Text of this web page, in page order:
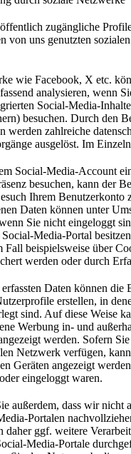
zugängliche
von uns genutzten
wie Facebook, X etc.
analysieren, wenn
Social-Media-
besuchen. Durch den
werden zahlreiche
ausgelöst. Im
Social-Media-Account
besuchen, kann der
Ihrem Benutzerkonto
Daten können unter
Sie nicht eingeloggt
Media-Portal
Fall beispielsweise über
werden oder durch
Daten können die
erstellen, in
sind. Auf diese Weise
Werbung in- und
werden. Sofern
Netzwerk verfügen,
Geräten angezeigt
eingeloggt waren.
außerdem, dass wir nicht
Portalen
daher ggf. weitere
Media-Portale